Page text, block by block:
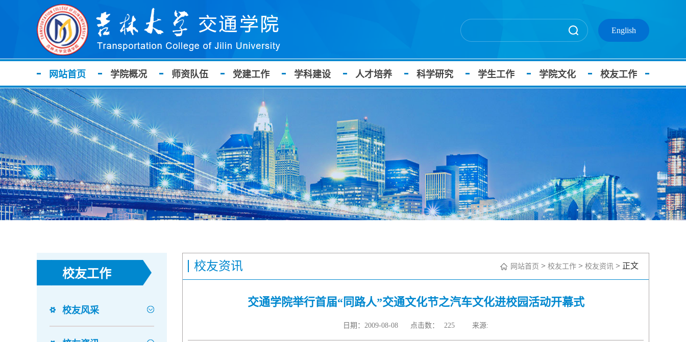
English
网站首页 学院概况 师资队伍 党建工作 学科建设 人才培养 科学研究 学生工作 学院文化 校友工作
校友工作
校友风采
校友资讯 网站首页 > 校友工作 > 校友资讯 > 正文
交通学院举行首届“同路人”交通文化节之汽车文化进校园活动开幕式
日期：2009-08-08 点击数： 225 来源: